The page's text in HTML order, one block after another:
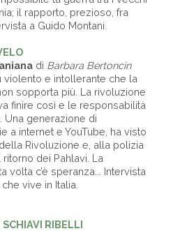
il rapporto, prezioso, fra
a Guido Montani.
di Barbara Bertoncin
e intollerante che la
sopporta più. La rivoluzione
finire così e le responsabilità
Una generazione di
a internet e YouTube, ha visto
Rivoluzione e, alla polizia
dei Pahlavi. La
volta c’è speranza... Intervista
vive in Italia.
RIBELLI